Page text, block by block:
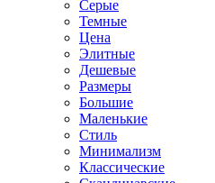
Серые
Темные
Цена
Элитные
Дешевые
Размеры
Большие
Маленькие
Стиль
Минимализм
Классические